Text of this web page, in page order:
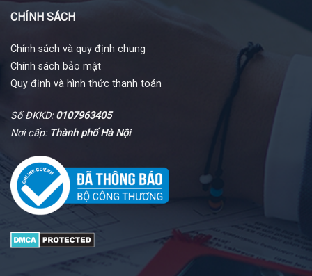
CHÍNH SÁCH
Chính sách và quy định chung
Chính sách bảo mật
Quy định và hình thức thanh toán
Số ĐKKD:0107963405
Nơi cấp: Thành phố Hà Nội